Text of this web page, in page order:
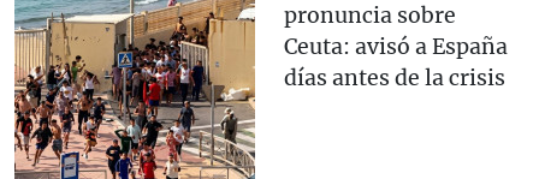
pronuncia sobre
Ceuta: avisó a España
días antes de la crisis